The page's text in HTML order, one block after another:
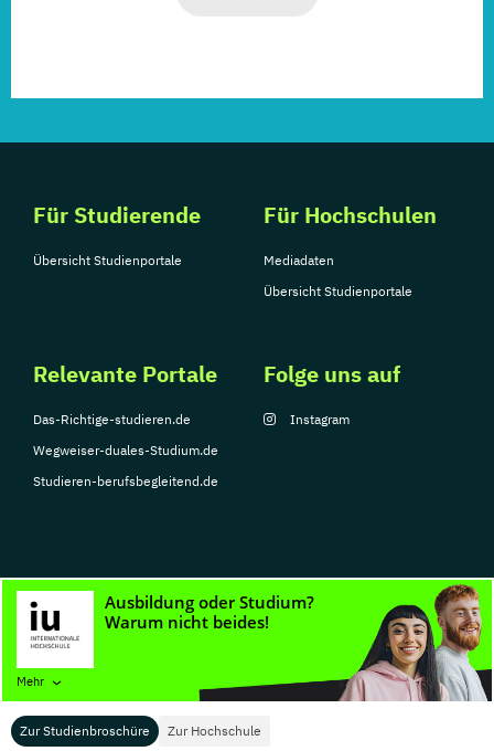
Zur Studienbroschüre Zur Hochschule
Mehr
Für Studierende
Übersicht Studienportale
Für Hochschulen
Mediadaten
Übersicht Studienportale
Relevante Portale
Das-Richtige-studieren.de
Wegweiser-duales-Studium.de
Studieren-berufsbegleitend.de
Folge uns auf
Instagram
© Copyright 2026, TarGroup Media GmbH
Nutzungsbedingungen